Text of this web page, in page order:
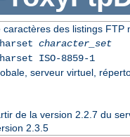
caractères des listings FTP
character_set
ISO-8859-1
serveur virtuel,
de la version 2.2.7 du
2.3.5